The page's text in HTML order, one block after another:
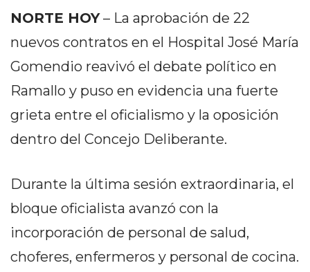
CÓMO FUNCIONA: CREAR
TIENDAS ONLINE CON
PEDIDOS POR WHATSAPP
TIENDA ONLINE GRATIS
EN ARGENTINA:
OTRAS PLATAFORMAS DE
VENTA POR WHATSAPP
CÓMO RECIBIR PEDIDOS
DE COMIDA POR
NORTE HOY– La aprobación de 22
nuevos contratos en el Hospital José María
Gomendio reavivó el debate político en
Ramallo y puso en evidencia una fuerte
grieta entre el oficialismo y la oposición
dentro del Concejo Deliberante.
Durante la última sesión extraordinaria, el
bloque oficialista avanzó con la
incorporación de personal de salud,
choferes, enfermeros y personal de cocina.